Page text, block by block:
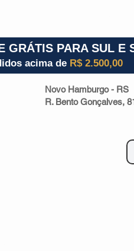
GRÁTIS PARA SUL E
acima de R$ 2.500,00
Novo Hamburgo - RS
R. Bento Gonçalves,